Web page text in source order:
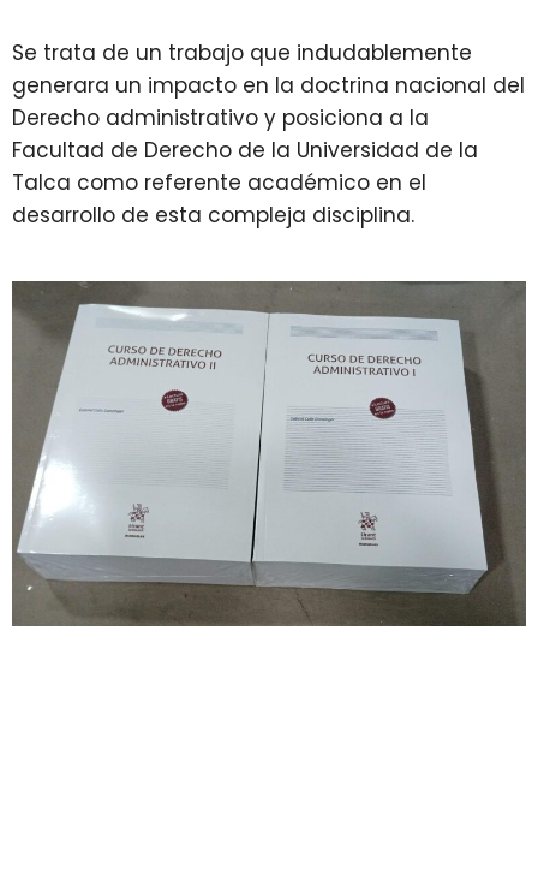
Se trata de un trabajo que indudablemente
generara un impacto en la doctrina nacional del
Derecho administrativo y posiciona a la
Facultad de Derecho de la Universidad de la
Talca como referente académico en el
desarrollo de esta compleja disciplina.